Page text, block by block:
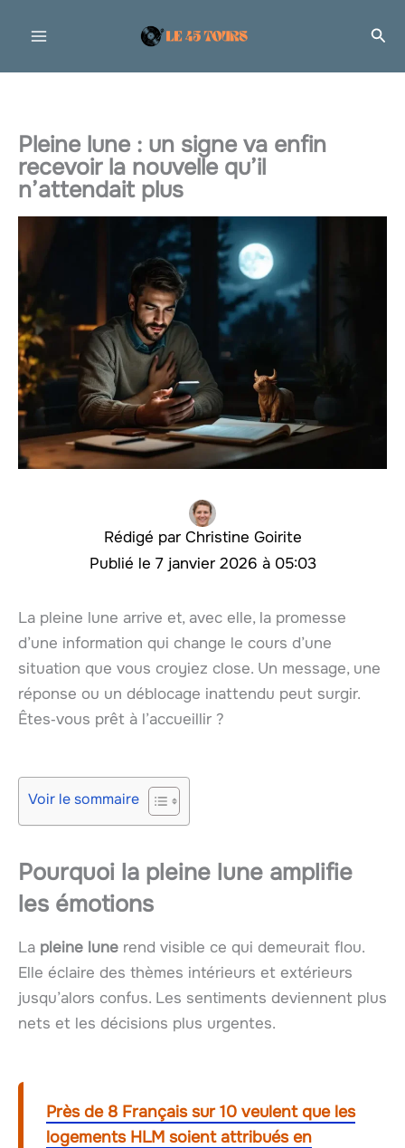
Pleine lune : un signe va enfin
recevoir la nouvelle qu’il
n’attendait plus
Christine Goirite
7 janvier 2026 à 05:03
La pleine lune arrive et, avec elle, la promesse
d’une information qui change le cours d’une
situation que vous croyiez close. Un message, une
réponse ou un déblocage inattendu peut surgir.
Êtes‑vous prêt à l’accueillir ?
Voir le sommaire
Pourquoi la pleine lune amplifie
les émotions
La pleine lune rend visible ce qui demeurait flou.
Elle éclaire des thèmes intérieurs et extérieurs
jusqu’alors confus. Les sentiments deviennent plus
nets et les décisions plus urgentes.
Près de 8 Français sur 10 veulent que les
logements HLM soient attribués en